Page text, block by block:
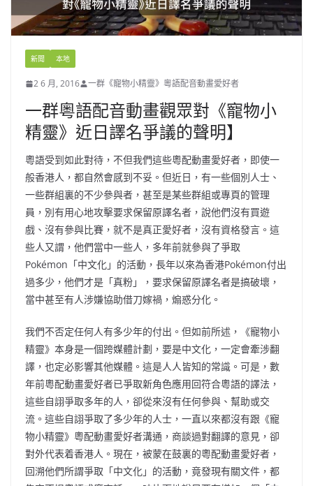
新聞 本地
2 6 月, 2016 一群《寵物小精靈》粵語配音動畫愛好者
一群粵語配音動畫觀眾對《寵物小
精靈》近日譯名爭議的聲明】
粵語受到如此對待，不但我們這些粵配動畫愛好者，即使一
般香港人，都自然會感到不妥。但近日，有一些個別人士、
一些群組裏的不少參與者，甚至是某些群組或專頁的管理
員，別有用心地攻擊要求保留原譯名者，說他們沒有買遊
戲、沒有參與比賽，就不是真正愛好者，沒有資格發言。這
些人又謂，他們當中一些人，多年前就參與了爭取
Pokémon「中文化」的活動，長年以來為香港Pokémon付出
過多少，他們才是「真粉」，要求保留原譯名者是搞破壞，
當中甚至有人涉嫌協助借刀嫁禍，煽惑分化。
我們不否定任何人有多少年的付出。但如前所述，《寵物小
精靈》本身是一個跨媒體計劃，要是中文化，一定會牽涉翻
譯，也定必影響其他媒體。這是人人皆知的常識。可是，數
年前粵配動畫愛好者已爭取新角色應用回符合粵語的譯法，
這些自詡爭取多年的人，卻從來沒有任何參與、幫助或交
流。這些自詡爭取了多少年的人士，一直以來都沒有跟《寵
物小精靈》粵配動畫愛好者溝通，商談過對翻譯的意見，卻
對外代表着香港人。現在，被蒙在鼓裏的粵配動畫愛好者，
回溯他們所謂爭取「中文化」的活動，竟發現有關文件，都